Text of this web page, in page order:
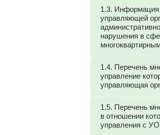
1.3. Информация
управляющей
нарушения в
1.4. Перечень
управление
управляющая
1.5. Перечень
в отношении
управления с